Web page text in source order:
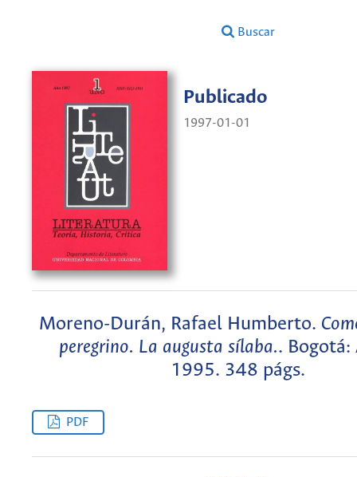
Buscar
Publicado
1997-01-01
Moreno-Durán, Rafael Humberto.
peregrino. La augusta sílaba.. Bogotá:
1995. 348 págs.
PDF